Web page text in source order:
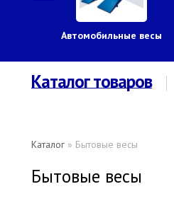
Автомобильные весы
Каталог товаров
Каталог » Бытовые весы
Бытовые весы